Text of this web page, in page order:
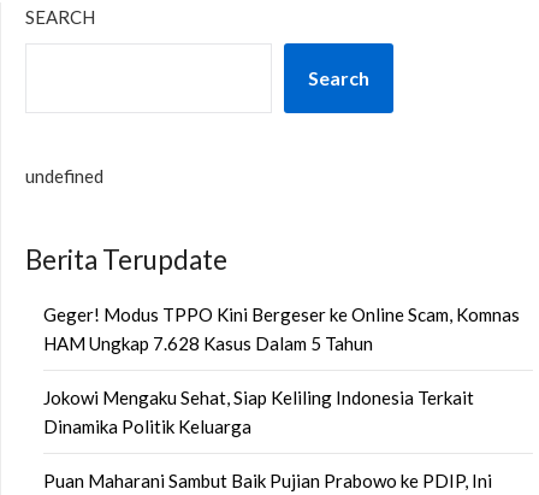
SEARCH
Search
undefined
Berita Terupdate
Geger! Modus TPPO Kini Bergeser ke Online Scam, Komnas
HAM Ungkap 7.628 Kasus Dalam 5 Tahun
Jokowi Mengaku Sehat, Siap Keliling Indonesia Terkait
Dinamika Politik Keluarga
Puan Maharani Sambut Baik Pujian Prabowo ke PDIP, Ini